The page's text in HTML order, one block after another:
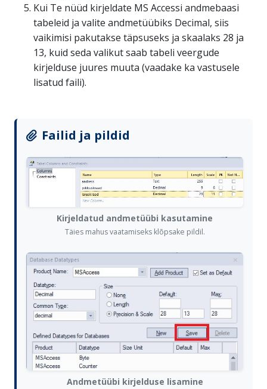
Kui Te nüüd kirjeldate MS Accessi andmebaasi
tabeleid ja valite andmetüübiks Decimal, siis
vaikimisi pakutakse täpsuseks ja skaalaks 28 ja
13, kuid seda valikut saab tabeli veergude
kirjelduse juures muuta (vaadake ka vastusele
lisatud faili).
Failid ja pildid
Kirjeldatud andmetüübi kasutamine
Täies mahus vaatamiseks klõpsake pildil.
Andmetüübi kirjelduse lisamine